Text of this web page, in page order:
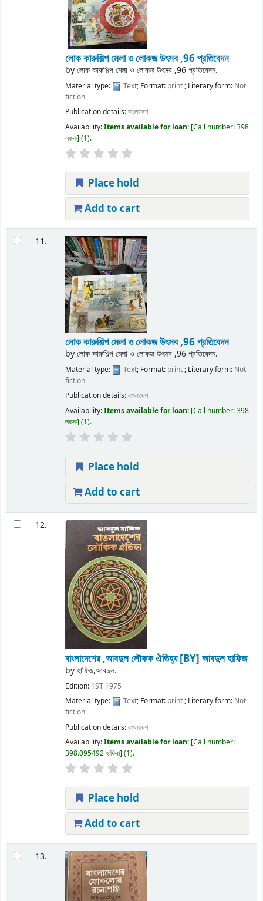
লোক কারুশিল্প মেলা ও লোকজ উৎসব ,96 প্রতিবেদন
byলোক কারুশিল্প মেলা ও লোকজ উৎসব ,96 প্রতিবেদন.
Material type: Text; Format: print; Literary form: Not
fiction
Publication details:বাংলাদেশ
Availability:Items available for loan: Call number:398
লকক (1).
Place hold
Add to cart
11.
লোক কারুশিল্প মেলা ও লোকজ উৎসব ,96 প্রতিবেদন
byলোক কারুশিল্প মেলা ও লোকজ উৎসব ,96 প্রতিবেদন.
Material type: Text; Format: print; Literary form: Not
fiction
Publication details:বাংলাদেশ
Availability:Items available for loan: Call number:398
লকক (1).
Place hold
Add to cart
12.
বাংলাদেশের ,আবদুল লৌকক ঐতিহ্য[BY] আবদুল হাফিজ
byহাফিজ,আবদুল.
Edition: 1ST 1975
Material type:
Text; Format: print; Literary form: Not
fiction
Publication details:বাংলাদেশ
Availability:Items available for loan: Call number:
398.095492 হাফিবা (1).
Place hold
Add to cart
13.